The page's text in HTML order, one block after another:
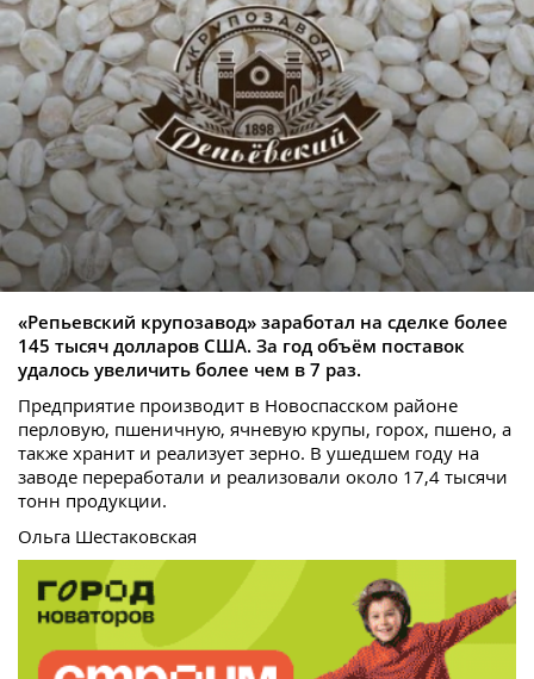
«Репьевский крупозавод» заработал на сделке более
145 тысяч долларов США. За год объём поставок
удалось увеличить более чем в 7 раз.
Предприятие производит в Новоспасском районе
перловую, пшеничную, ячневую крупы, горох, пшено, а
также хранит и реализует зерно. В ушедшем году на
заводе переработали и реализовали около 17,4 тысячи
тонн продукции.
Ольга Шестаковская